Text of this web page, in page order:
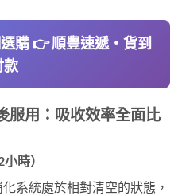
購 👉 順豐速遞・貨到
款
服用：吸收效率全面比
時）
系統處於相對清空的狀態，